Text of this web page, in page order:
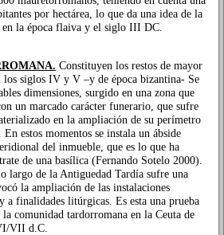
por hectárea, lo que da una idea de la
en la época flaiva y el siglo III DC.
Constituyen los restos de mayor
los siglos IV y V –y de época bizantina- Se
dimensiones, surgido en una zona que
un marcado carácter funerario, que sufre
en la ampliación de su perímetro
estos momentos se instala un ábside
del inmueble, que es lo que ha
de una basílica (Fernando Sotelo 2000).
largo de la Antiguedad Tardía sufre una
la ampliación de las instalaciones
a finalidades litúrgicas. Es esta una prueba
comunidad tardorromana en la Ceuta de
VII d.C.